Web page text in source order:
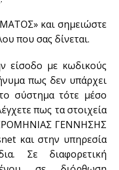
και σημειώστε
που σας δίνεται.
είσοδο με κωδικούς
πως δεν υπάρχει
σύστημα τότε μέσο
πως τα στοιχεία
ΓΕΝΝΗΣΗΣ
και στην υπηρεσία
Σε διαφορετική